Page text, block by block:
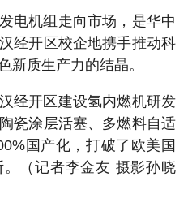
电机组走向市场，是华中
经开区校企地携手推动科
新质生产力的结晶。
经开区建设氢内燃机研发
瓷涂层活塞、多燃料自适
国产化，打破了欧美国
（记者李金友 摄影孙晓